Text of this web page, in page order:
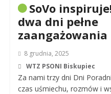
SoVo
dwa dni pełne
8 grudnia, 2025
WTZ PSONI Biskupiec
Za nami trzy dni Dni
czas uśmiechu, rozmów i